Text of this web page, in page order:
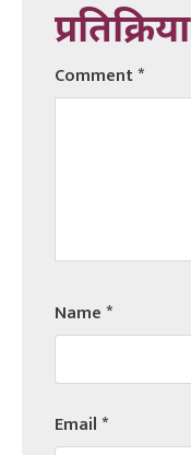
प्रतिक्रिया
Comment*
Name*
Email*